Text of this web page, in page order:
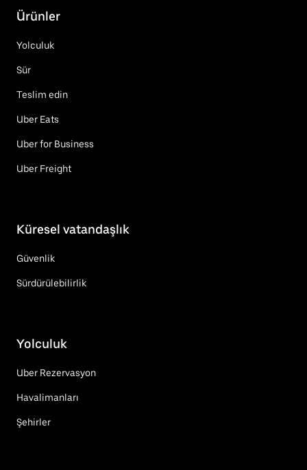
Ürünler
Yolculuk
Sür
Teslim edin
Uber Eats
Uber for Business
Uber Freight
Küresel vatandaşlık
Güvenlik
Sürdürülebilirlik
Yolculuk
Uber Rezervasyon
Havalimanları
Şehirler